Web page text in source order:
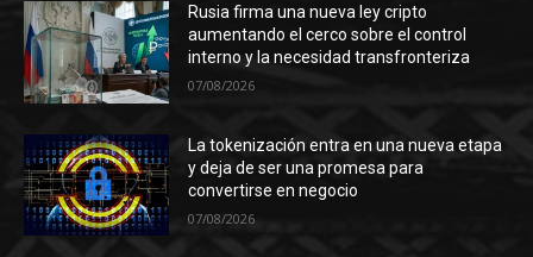
Rusia firma una nueva ley cripto
aumentando el cerco sobre el control
interno y la necesidad transfronteriza
07/08/2026
La tokenización entra en una nueva etapa
y deja de ser una promesa para
convertirse en negocio
07/08/2026